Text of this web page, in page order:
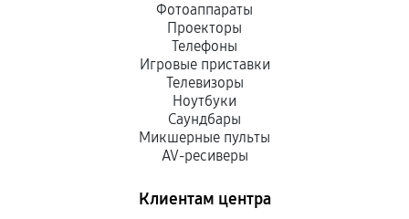
Фотоаппараты
Проекторы
Телефоны
Игровые приставки
Телевизоры
Ноутбуки
Саундбары
Микшерные пульты
AV-ресиверы
Клиентам центра